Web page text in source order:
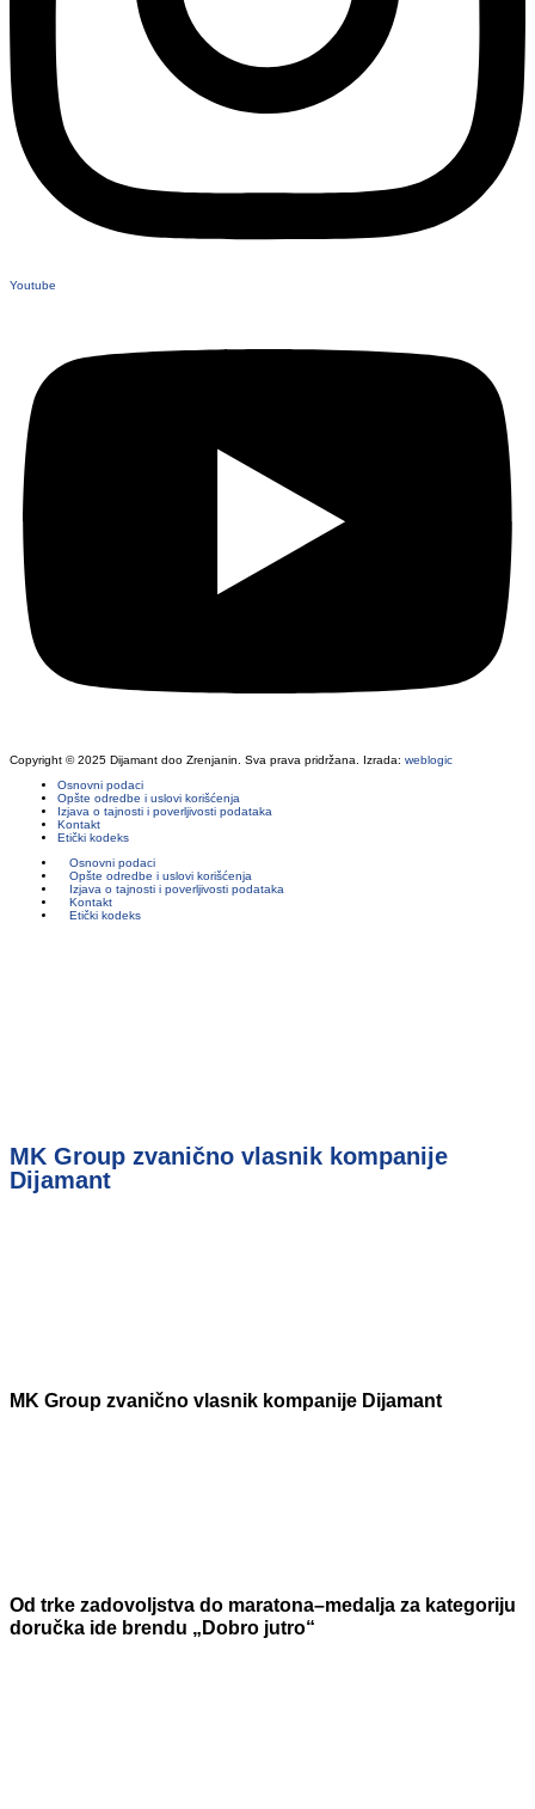
Youtube
Copyright © 2025 Dijamant doo Zrenjanin. Sva prava pridržana. Izrada: weblogic
Osnovni podaci
Opšte odredbe i uslovi korišćenja
Izjava o tajnosti i poverljivosti podataka
Kontakt
Etički kodeks
Osnovni podaci
Opšte odredbe i uslovi korišćenja
Izjava o tajnosti i poverljivosti podataka
Kontakt
Etički kodeks
MK Group zvanično vlasnik kompanije
Dijamant
MK Group zvanično vlasnik kompanije Dijamant
Od trke zadovoljstva do maratona–medalja za kategoriju
doručka ide brendu „Dobro jutro“